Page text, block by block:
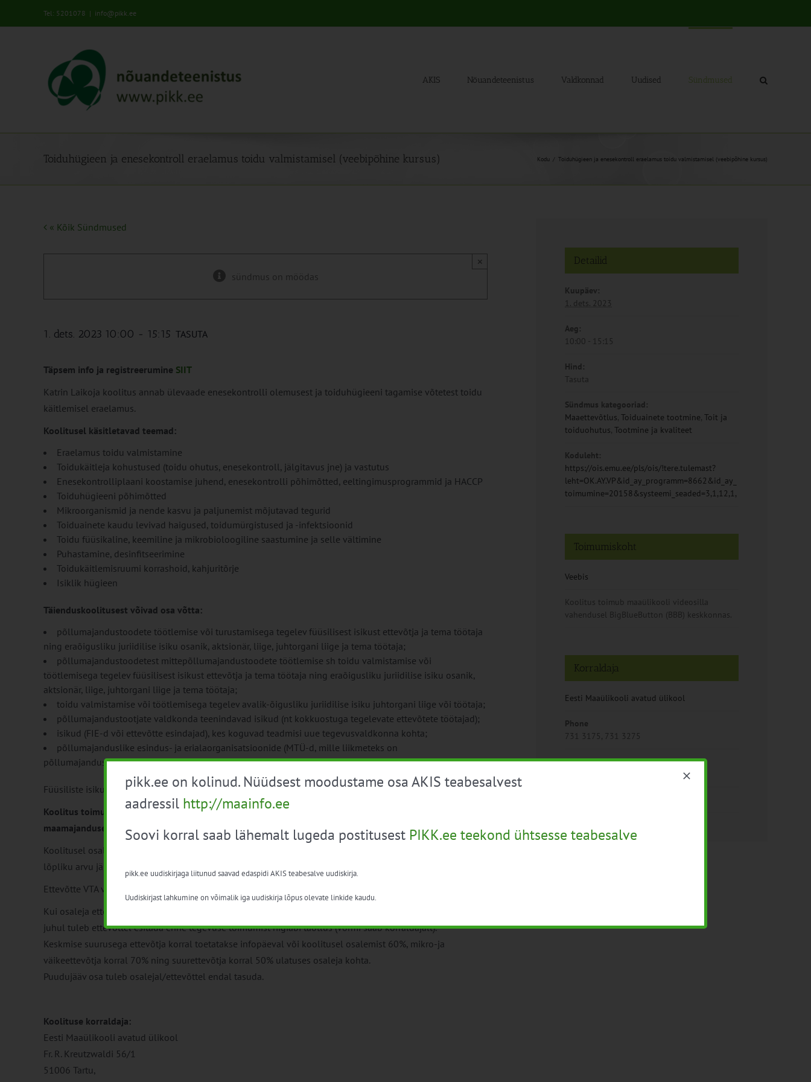
Tel: 5201078 | info@pikk.ee
AKIS Nõuandeteenistus Valdkonnad Uudised Sündmused
Toiduhügieen ja enesekontroll eraelamus toidu valmistamisel (veebipõhine kursus) Kodu Toiduhügieen ja enesekontroll eraelamus toidu valmistamisel (veebipõhine kursus)
« Kõik Sündmused
sündmus on möödas
×
1. dets. 2023 10:00 - 15:15 TASUTA
Täpsem info ja registreerumine SIIT
Katrin Laikoja koolitus annab ülevaade enesekontrolli olemusest ja toiduhügieeni tagamise võtetest toidu
käitlemisel eraelamus.
Koolitusel käsitletavad teemad:
Eraelamus toidu valmistamine
Toidukäitleja kohustused (toidu ohutus, enesekontroll, jälgitavus jne) ja vastutus
Enesekontrolliplaani koostamise juhend, enesekontrolli põhimõtted, eeltingimusprogrammid ja HACCP
Toiduhügieeni põhimõtted
Mikroorganismid ja nende kasvu ja paljunemist mõjutavad tegurid
Toiduainete kaudu levivad haigused, toidumürgistused ja -infektsioonid
Toidu füüsikaline, keemiline ja mikrobioloogiline saastumine ja selle vältimine
Puhastamine, desinfitseerimine
Toidukäitlemisruumi korrashoid, kahjuritõrje
Isiklik hügieen
Täienduskoolitusest võivad osa võtta:
põllumajandustoodete töötlemise või turustamisega tegelev füüsilisest isikust ettevõtja ja tema töötaja
ning eraõigusliku juriidilise isiku osanik, aktsionär, liige, juhtorgani liige ja tema töötaja;
põllumajandustoodetest mittepõllumajandustoodete töötlemise sh toidu valmistamise või
töötlemisega tegelev füüsilisest isikust ettevõtja ja tema töötaja ning eraõigusliku juriidilise isiku osanik,
aktsionär, liige, juhtorgani liige ja tema töötaja;
toidu valmistamise või töötlemisega tegelev avalik-õigusliku juriidilise isiku juhtorgani liige või töötaja;
põllumajandustootjate valdkonda teenindavad isikud (nt kokkuostuga tegelevate ettevõtete töötajad);
isikud (FIE-d või ettevõtte esindajad), kes koguvad teadmisi uue tegevusvaldkonna kohta;
põllumajanduslike esindus- ja erialaorganisatsioonide (MTÜ-d, mille liikmeteks on
põllumajandussaaduste töötlejad) juhatuse liikmed ja töötajad.
Füüsiliste isikute ja riigiametnike täienduskoolitusel osalemine ei ole toetatav!
Koolitus toimub MAK 2014-2020 meetme “Teadmussiirde pikaajaline programm põllumajanduse, toidu ja
maamajanduse tegevusvaldkonnas” toidu ja toiduohutuse valdkonna raames, toetab Euroopa Liit.
Koolitusel osalemine on
lõpliku arvu järgi, kuid see ei ületa 250 eurot.
Ettevõtte VTA vaba jääki saab kontrollida veebilehelt:
Kui osaleja ettevõttel ei ole piisavalt VTA vaba jääki, siis on osalemise eest antav toetus
juhul tuleb ettevõttel esitada enne tegevuse toimumist riigiabi taotlus (vormi saab korraldajalt).
Keskmise suurusega ettevõtja korral toetatakse infopäeval või koolitusel osalemist 60%, mikro-ja
väikeettevõtja korral 70% ning suurettevõtja korral 50% ulatuses osaleja kohta.
Puudujääv osa tuleb osalejal/ettevõttel endal tasuda.
Koolituse korraldaja:
Eesti Maaülikooli avatud ülikool
Fr. R. Kreutzwaldi 56/1
51006 Tartu,
Detailid
Kuupäev:
1. dets. 2023
Aeg:
10:00 - 15:15
Hind:
Tasuta
Sündmus kategooriad:
Maaettevõtlus, Toiduainete tootmine, Toit ja
toiduohutus, Tootmine ja kvaliteet
Koduleht:
https://ois.emu.ee/pls/ois/!tere.tulemast?
leht=OK.AY.VP&id_ay_programm=8662&id_ay_
toimumine=20158&systeemi_seaded=3,1,12,1,
Toimumiskoht
Veebis
Koolitus toimub maaülikooli videosilla
vahendusel BigBlueButton (BBB) keskkonnas.
Korraldaja
Eesti Maaülikooli avatud ülikool
Phone
731 3175, 731 3275
Email
pikk.ee on kolinud. Nüüdsest moodustame osa AKIS teabesalvest
aadressil http://maainfo.ee
Soovi korral saab lähemalt lugeda postitusest PIKK.ee teekond ühtsesse teabesalve
pikk.ee uudiskirjaga liitunud saavad edaspidi AKIS teabesalve uudiskirja.
Uudiskirjast lahkumine on võimalik iga uudiskirja lõpus olevate linkide kaudu.